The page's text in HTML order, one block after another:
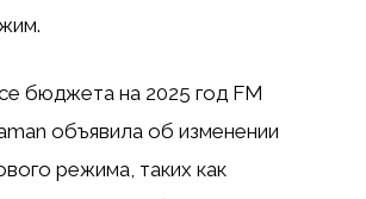
бюджета на 2025 год FM
объявила об изменении
режима, таких как